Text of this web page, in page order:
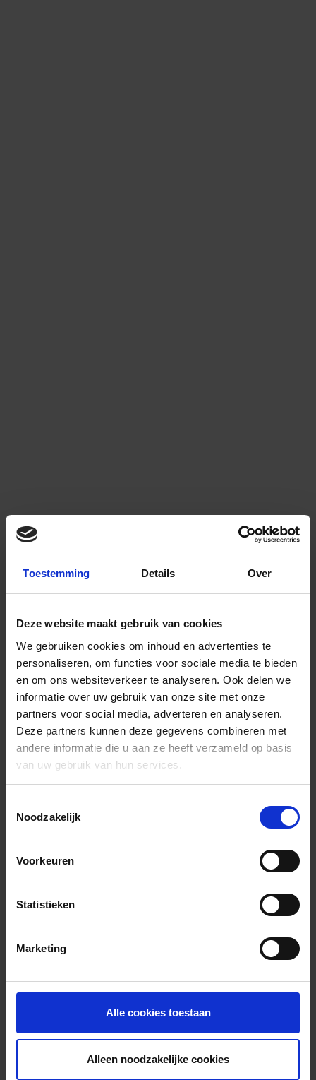
Toestemming Details Over
Deze website maakt gebruik van cookies
We gebruiken cookies om inhoud en advertenties te
personaliseren, om functies voor sociale media te bieden
en om ons websiteverkeer te analyseren. Ook delen we
informatie over uw gebruik van onze site met onze
partners voor social media, adverteren en analyseren.
Deze partners kunnen deze gegevens combineren met
andere informatie die u aan ze heeft verzameld op basis
van uw gebruik van hun services.
Noodzakelijk
Voorkeuren
Statistieken
Marketing
Alle cookies toestaan
Alleen noodzakelijke cookies